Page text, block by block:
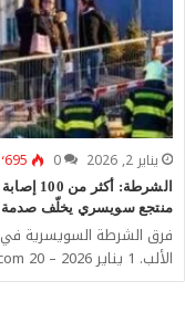
يناير 2, 2026 0
منتجع سويسري يخلّف صدمة
فرق الشرطة السويسرية في
الألب. 1 يناير 2026 – 20 Minuten.com عين اليمن…